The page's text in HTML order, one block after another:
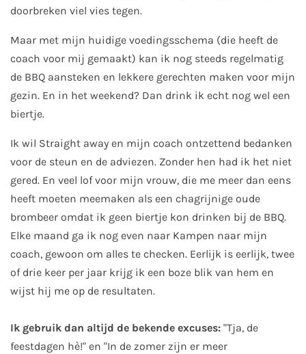
doorbreken viel vies tegen.
Maar met mijn huidige voedingsschema (die heeft de
coach voor mij gemaakt) kan ik nog steeds regelmatig
de BBQ aansteken en lekkere gerechten maken voor mijn
gezin. En in het weekend? Dan drink ik echt nog wel een
biertje.
Ik wil Straight away en mijn coach ontzettend bedanken
voor de steun en de adviezen. Zonder hen had ik het niet
gered. En veel lof voor mijn vrouw, die me meer dan eens
heeft moeten meemaken als een chagrijnige oude
brombeer omdat ik geen biertje kon drinken bij de BBQ.
Elke maand ga ik nog even naar Kampen naar mijn
coach, gewoon om alles te checken. Eerlijk is eerlijk, twee
of drie keer per jaar krijg ik een boze blik van hem en
wijst hij me op de resultaten.
Ik gebruik dan altijd de bekende excuses: "Tja, de
feestdagen hè!" en "In de zomer zijn er meer